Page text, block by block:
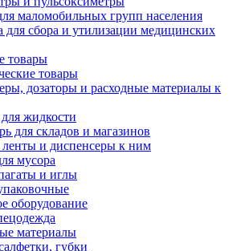
маломобильных групп населения
для сбора и утилизации медицинских
товары
товары
дозаторы и расходные материалы к
жидкости
для складов и магазинов
и диспенсеры к ним
мусора
и иглы
оборудование
материалы
губки